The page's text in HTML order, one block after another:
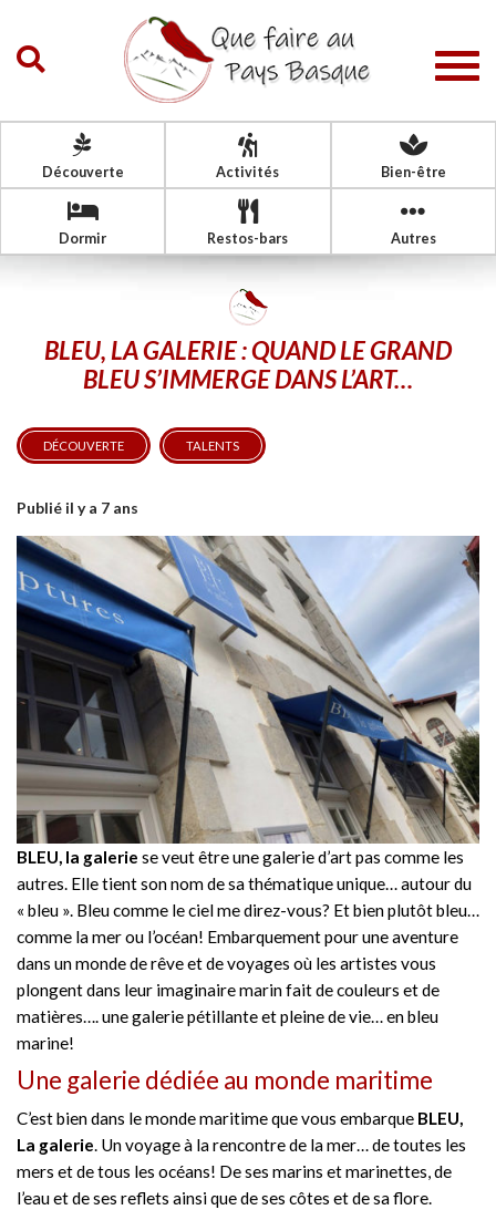
Découverte Activités Bien-être
Dormir Restos-bars Autres
BLEU, LA GALERIE : QUAND LE GRAND
BLEU S’IMMERGE DANS L’ART…
DÉCOUVERTE TALENTS
Publié il y a 7 ans
BLEU, la galerie se veut être une galerie d’art pas comme les
autres. Elle tient son nom de sa thématique unique… autour du
« bleu ». Bleu comme le ciel me direz-vous? Et bien plutôt bleu…
comme la mer ou l’océan! Embarquement pour une aventure
dans un monde de rêve et de voyages où les artistes vous
plongent dans leur imaginaire marin fait de couleurs et de
matières…. une galerie pétillante et pleine de vie… en bleu
marine!
Une galerie dédiée au monde maritime
C’est bien dans le monde maritime que vous embarque BLEU,
La galerie. Un voyage à la rencontre de la mer… de toutes les
mers et de tous les océans! De ses marins et marinettes, de
l’eau et de ses reflets ainsi que de ses côtes et de sa flore.